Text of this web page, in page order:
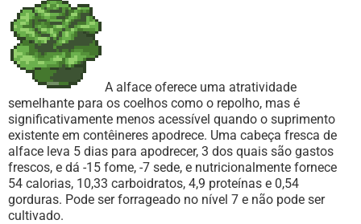
A alface oferece uma atratividade
semelhante para os coelhos como o repolho, mas é
significativamente menos acessível quando o suprimento
existente em contêineres apodrece. Uma cabeça fresca de
alface leva 5 dias para apodrecer, 3 dos quais são gastos
frescos, e dá -15 fome, -7 sede, e nutricionalmente fornece
54 calorias, 10,33 carboidratos, 4,9 proteínas e 0,54
gorduras. Pode ser forrageado no nível 7 e não pode ser
cultivado.